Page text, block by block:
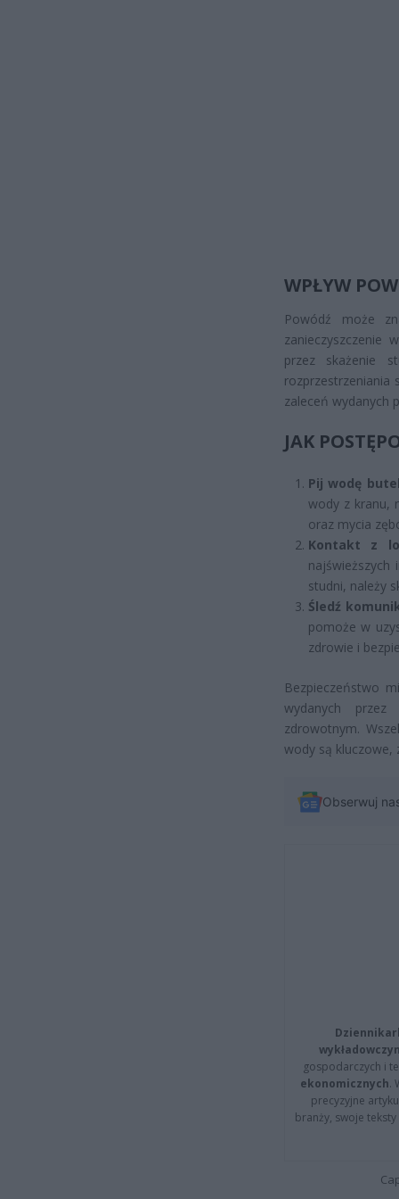
WPŁYW
Powódź może
zanieczyszczenie
przez skażenie
rozprzestrzeniania
zaleceń wydanych
JAK
Pij wodę
wody z kranu,
oraz mycia
Kontakt z
studni, należy
Śledź
pomoże w
zdrowie i
Bezpieczeństwo
wydanych
zdrowotnym.
wody są kluczowe,
Obserwuj
gospodarczych i
ekonomicznych.
precyzyjne
branży, swoje